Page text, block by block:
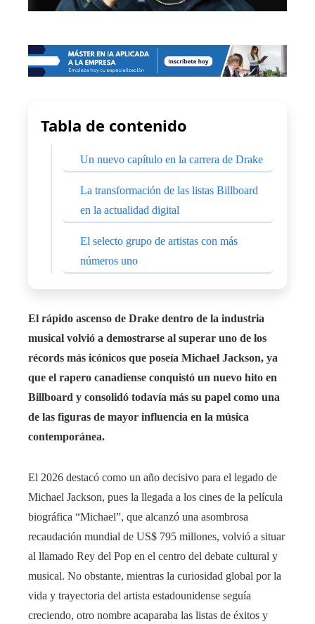
Tabla de contenido
Un nuevo capítulo en la carrera de Drake
La transformación de las listas Billboard
en la actualidad digital
El selecto grupo de artistas con más
números uno
El rápido ascenso de Drake dentro de la industria
musical volvió a demostrarse al superar uno de los
récords más icónicos que poseía Michael Jackson, ya
que el rapero canadiense conquistó un nuevo hito en
Billboard y consolidó todavía más su papel como una
de las figuras de mayor influencia en la música
contemporánea.
El 2026 destacó como un año decisivo para el legado de
Michael Jackson, pues la llegada a los cines de la película
biográfica “Michael”, que alcanzó una asombrosa
recaudación mundial de US$ 795 millones, volvió a situar
al llamado Rey del Pop en el centro del debate cultural y
musical. No obstante, mientras la curiosidad global por la
vida y trayectoria del artista estadounidense seguía
creciendo, otro nombre acaparaba las listas de éxitos y